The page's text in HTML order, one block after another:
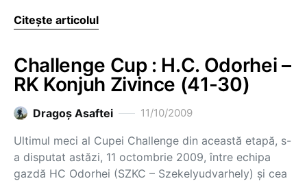
Citește articolul
Challenge Cup : H.C. Odorhei –
RK Konjuh Zivince (41-30)
Dragoş Asaftei 11/10/2009
Ultimul meci al Cupei Challenge din această etapă, s-
a disputat astăzi, 11 octombrie 2009, între echipa
gazdă HC Odorhei (SZKC – Szekelyudvarhely) şi cea